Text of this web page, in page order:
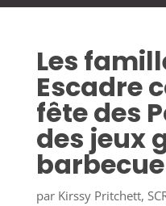
Les
Escadre
fête des
des jeux
barbecue
par Kirssy Pritchett,